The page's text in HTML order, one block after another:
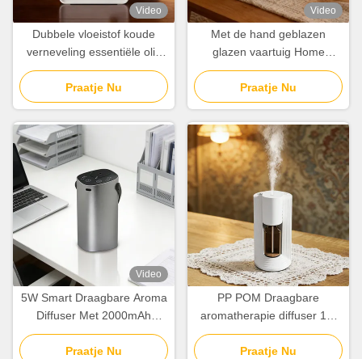
Video
Dubbele vloeistof koude
verneveling essentiële olie
diffuser 100cbm met
oplaadbare lithiumbatterie
Praatje Nu
Video
Met de hand geblazen
glazen vaartuig Home
Aroma Diffuser met
natuurlijke houtkorrel
conservering
Praatje Nu
Video
5W Smart Draagbare Aroma
Diffuser Met 2000mAh
Batterij Twee Fluid
Atomization
Praatje Nu
PP POM Draagbare
aromatherapie diffuser 10-
30m2 dekking met twee
vloeistof atomisatie
Praatje Nu